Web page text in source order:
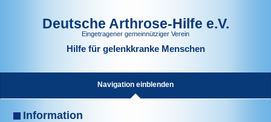
Deutsche Arthrose-Hilfe e.V.
Eingetragener gemeinnütziger Verein
Hilfe für gelenkkranke Menschen
Navigation einblenden
Information